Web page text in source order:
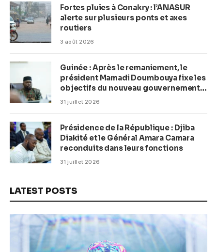
Fortes pluies à Conakry : l’ANASUR
alerte sur plusieurs ponts et axes
routiers
3 août 2026
Guinée : Après le remaniement, le
président Mamadi Doumbouya fixe les
objectifs du nouveau gouvernement
(CM)
31 juillet 2026
Présidence de la République : Djiba
Diakité et le Général Amara Camara
reconduits dans leurs fonctions
31 juillet 2026
LATEST POSTS